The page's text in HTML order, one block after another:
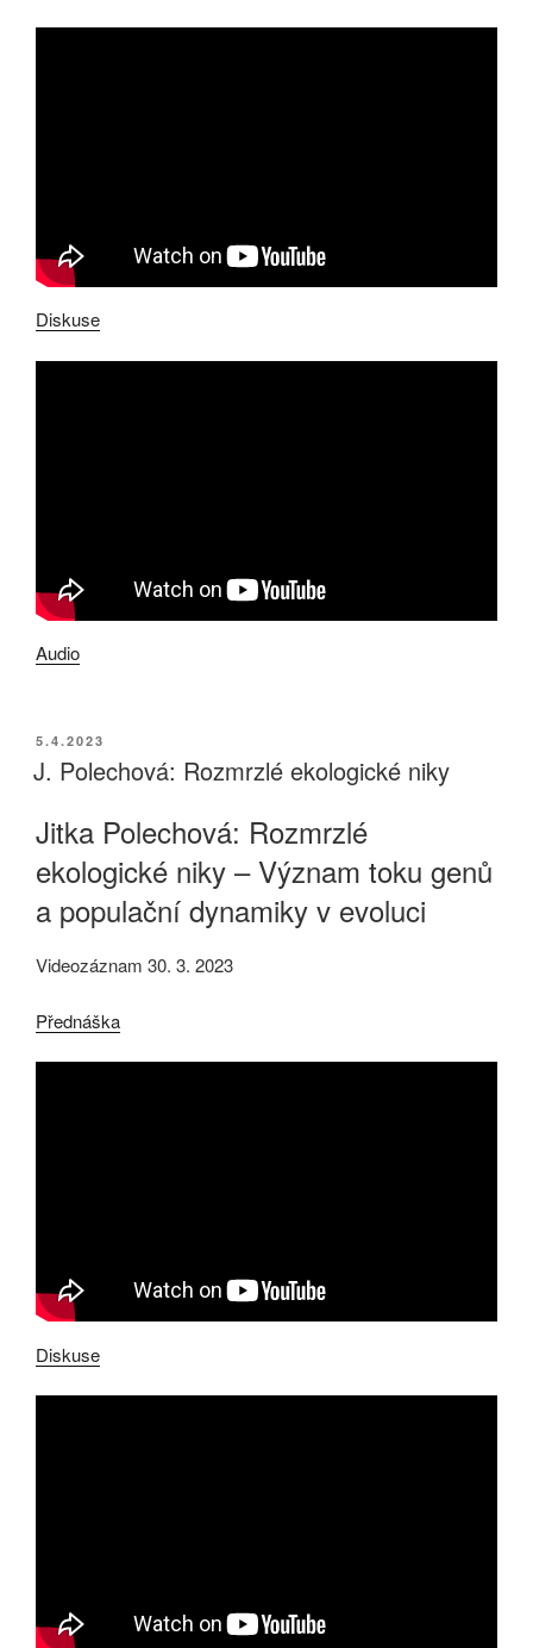
Diskuse
Audio
PUBLIKOVÁNO
5.4.2023
J. Polechová: Rozmrzlé ekologické niky
Jitka Polechová: Rozmrzlé
ekologické niky – Význam toku genů
a populační dynamiky v evoluci
Videozáznam 30. 3. 2023
Přednáška
Diskuse